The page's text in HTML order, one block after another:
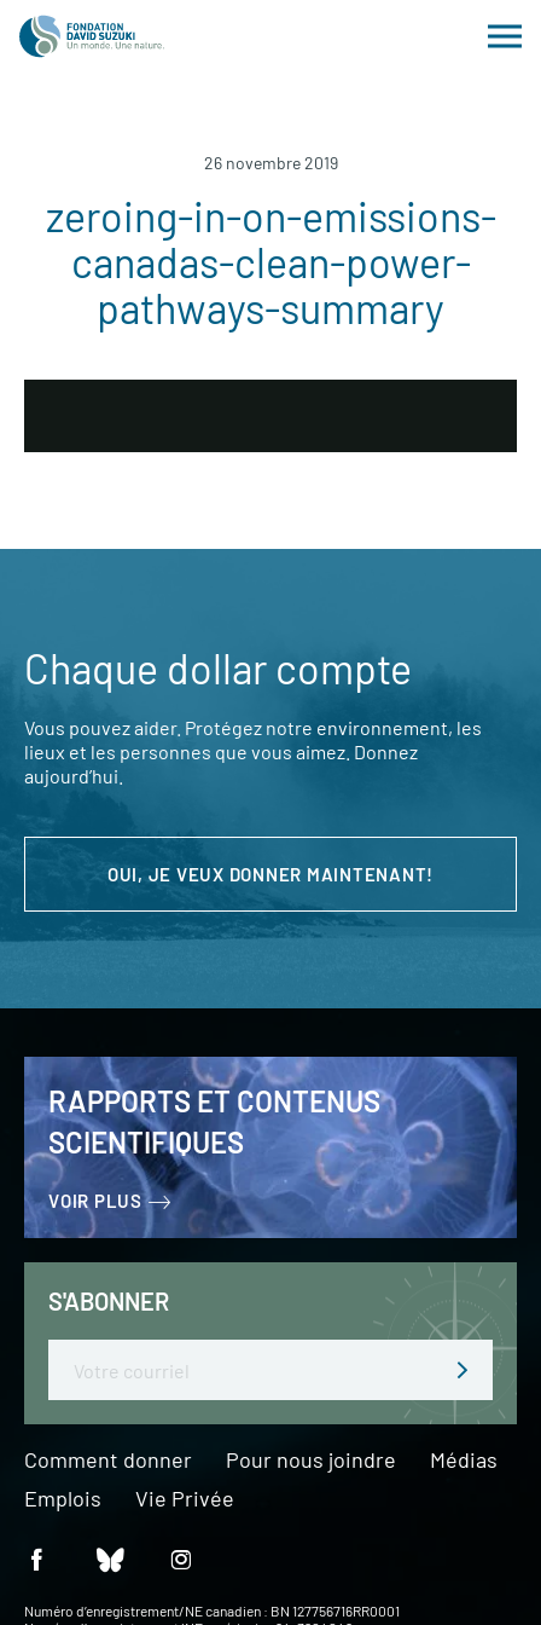
26 novembre 2019
zeroing-in-on-emissions-
canadas-clean-power-
pathways-summary
Chaque dollar compte
Vous pouvez aider. Protégez notre environnement, les
lieux et les personnes que vous aimez. Donnez
aujourd’hui.
OUI, JE VEUX DONNER MAINTENANT!
RAPPORTS ET CONTENUS
SCIENTIFIQUES
VOIR PLUS
S'ABONNER
Comment donner Pour nous joindre
Médias
Emplois
Vie Privée
Numéro d’enregistrement/NE canadien : BN 127756716RR0001